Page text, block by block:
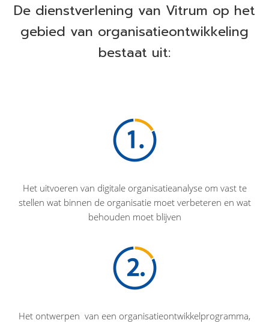
De dienstverlening van Vitrum op het
gebied van organisatieontwikkeling
bestaat uit:
Het uitvoeren van digitale organisatieanalyse om vast te
stellen wat binnen de organisatie moet verbeteren en wat
behouden moet blijven
Het ontwerpen van een organisatieontwikkelprogramma,